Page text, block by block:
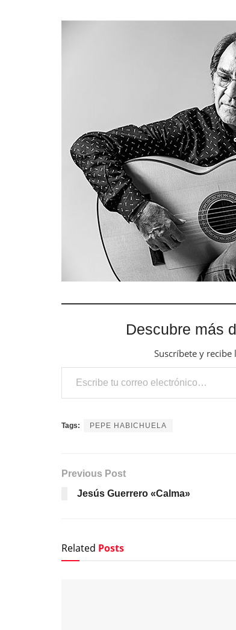
Descubre más
Suscríbete y
Escribe tu correo electrónico…
Tags: PEPE HABICHUELA
Previous Post
Jesús Guerrero «Calma»
Related Posts